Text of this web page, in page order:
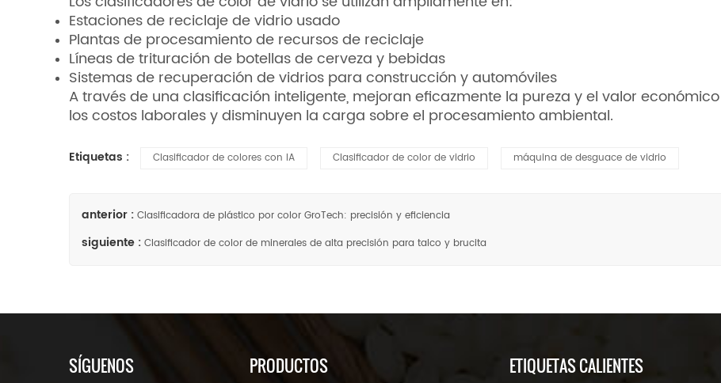
Estaciones de reciclaje de vidrio usado
Plantas de procesamiento de recursos de reciclaje
Líneas de trituración de botellas de cerveza y bebidas
Sistemas de recuperación de vidrios para construcción y automóviles
A través de una clasificación inteligente, mejoran eficazmente la pureza y el valor
los costos laborales y disminuyen la carga sobre el procesamiento ambiental.
Etiquetas : Clasificador de colores con IA Clasificador de color de vidrio máquina de desguace de vidrio
anterior : Clasificadora de plástico por color GroTech: precisión y eficiencia
siguiente : Clasificador de color de minerales de alta precisión para talco y brucita
SÍGUENOS PRODUCTOS ETIQUETAS CALIENTES